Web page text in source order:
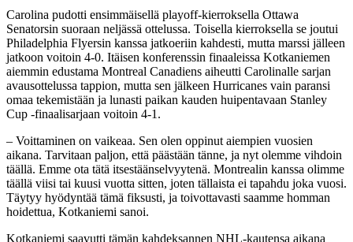
Carolina pudotti ensimmäisellä playoff-kierroksella Ottawa
Senatorsin suoraan neljässä ottelussa. Toisella kierroksella se joutui
Philadelphia Flyersin kanssa jatkoeriin kahdesti, mutta marssi jälleen
jatkoon voitoin 4-0. Itäisen konferenssin finaaleissa Kotkaniemen
aiemmin edustama Montreal Canadiens aiheutti Carolinalle sarjan
avausottelussa tappion, mutta sen jälkeen Hurricanes vain paransi
omaa tekemistään ja lunasti paikan kauden huipentavaan Stanley
Cup -finaalisarjaan voitoin 4-1.
– Voittaminen on vaikeaa. Sen olen oppinut aiempien vuosien
aikana. Tarvitaan paljon, että päästään tänne, ja nyt olemme vihdoin
täällä. Emme ota tätä itsestäänselvyytenä. Montrealin kanssa olimme
täällä viisi tai kuusi vuotta sitten, joten tällaista ei tapahdu joka vuosi.
Täytyy hyödyntää tämä fiksusti, ja toivottavasti saamme homman
hoidettua, Kotkaniemi sanoi.
Kotkaniemi saavutti tämän kahdeksannen NHL-kautensa aikana